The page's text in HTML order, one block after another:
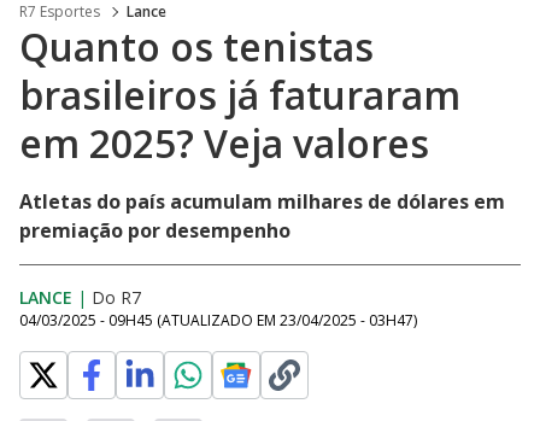
R7 Esportes Lance
Quanto os tenistas
brasileiros já faturaram
em 2025? Veja valores
Atletas do país acumulam milhares de dólares em
premiação por desempenho
LANCE | Do R7
04/03/2025 - 09H45 (ATUALIZADO EM 23/04/2025 - 03H47)